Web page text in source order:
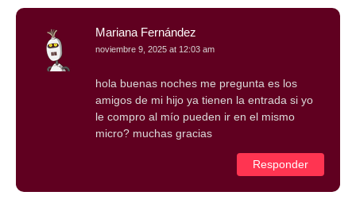
Mariana Fernández
noviembre 9, 2025 at 12:03 am
hola buenas noches me pregunta es los
amigos de mi hijo ya tienen la entrada si yo
le compro al mío pueden ir en el mismo
micro? muchas gracias
Responder